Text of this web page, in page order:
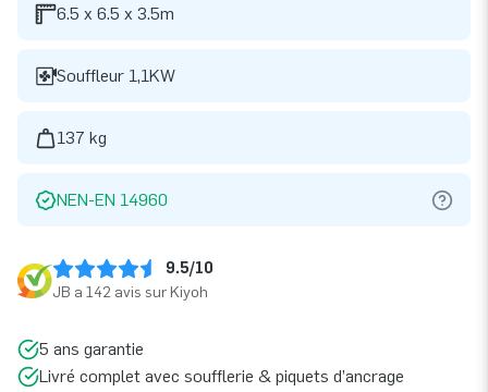
6.5 x 6.5 x 3.5m
Souffleur 1,1KW
137 kg
NEN-EN 14960
9.5/10
JB a 142 avis sur Kiyoh
5 ans garantie
Livré complet avec soufflerie & piquets d’ancrage